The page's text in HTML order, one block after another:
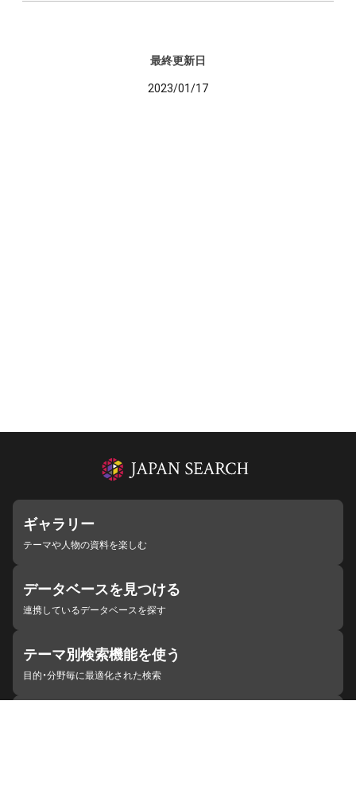
最終更新日
2023/01/17
ギャラリー
テーマや人物の資料を楽しむ
データベースを見つける
連携しているデータベースを探す
テーマ別検索機能を使う
目的・分野毎に最適化された検索